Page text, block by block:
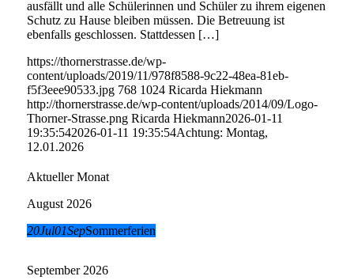
ausfällt und alle Schülerinnen und Schüler zu ihrem eigenen
Schutz zu Hause bleiben müssen. Die Betreuung ist
ebenfalls geschlossen. Stattdessen […]
https://thornerstrasse.de/wp-
content/uploads/2019/11/978f8588-9c22-48ea-81eb-
f5f3eee90533.jpg 768 1024 Ricarda Hiekmann
http://thornerstrasse.de/wp-content/uploads/2014/09/Logo-
Thorner-Strasse.png Ricarda Hiekmann2026-01-11
19:35:542026-01-11 19:35:54Achtung: Montag,
12.01.2026
Aktueller Monat
August 2026
20Jul01SepSommerferien
September 2026